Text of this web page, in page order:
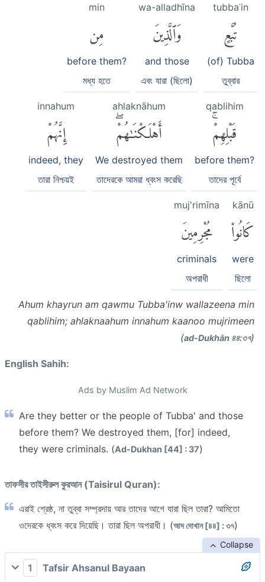
tubbaʿin
تُبَّعٍ
(of) Tubba
তুব্বার
wa-alladhīna
وَٱلَّذِينَ
and those
এবং যারা (ছিলো)
min
مِن
before them?
মধ্য হতে
qablihim
قَبْلِهِمْۚ
before them?
তাদের পূর্বে
ahlaknāhum
أَهْلَكْنَٰهُمْۖ
We destroyed them
তাদেরকে আমরা ধ্বংস করেছি
innahum
إِنَّهُمْ
indeed, they
তারা নিশ্চয়ই
kānū
كَانُوا۟
were
ছিলো
muj'rimīna
مُجْرِمِينَ
criminals
অপরাধী
Ahum khayrun am qawmu Tubba'inw wallazeena min
qablihim; ahlaknaahum innahum kaanoo mujrimeen
(ad-Dukhān ৪৪:৩৭)
English Sahih:
Ads by Muslim Ad Network
Are they better or the people of Tubba' and those
before them? We destroyed them, [for] indeed,
they were criminals. (Ad-Dukhan [44] : 37)
তাফসীর তাইসীরুল কুরআন (Taisirul Quran):
এরাই শ্রেষ্ঠ, না তুব্বা সম্প্রদায় আর তাদের আগে যারা ছিল তারা? আমিতো
ওদেরকে ধ্বংস করে দিয়েছি। তারা ছিল অপরাধী। (আদ দোখান [৪৪] : ৩৭)
Collapse
1 Tafsir Ahsanul Bayaan